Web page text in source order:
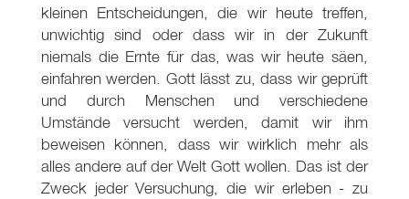
kleinen Entscheidungen, die wir heute treffen,
unwichtig sind oder dass wir in der Zukunft
niemals die Ernte für das, was wir heute säen,
einfahren werden. Gott lässt zu, dass wir geprüft
und durch Menschen und verschiedene
Umstände versucht werden, damit wir ihm
beweisen können, dass wir wirklich mehr als
alles andere auf der Welt Gott wollen. Das ist der
Zweck jeder Versuchung, die wir erleben - zu